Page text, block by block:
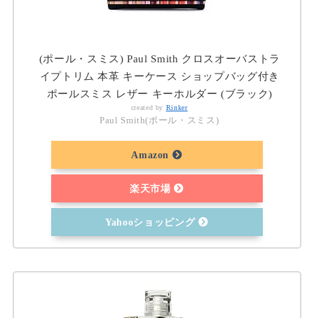
(ポール・スミス) Paul Smith クロスオーバストラ
イプトリム 本革 キーケース ショップバッグ付き
ポールスミス レザー キーホルダー (ブラック)
created by Rinker
Paul Smith(ポール・スミス)
Amazon
楽天市場
Yahooショッピング